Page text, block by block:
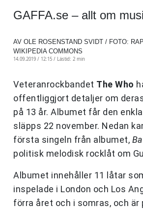
GAFFA.se – allt om
AV OLE ROSENSTAND SVIDT / FOTO:
WIKIPEDIA COMMONS
14.09.2019 / 12:15 / Lästid: 2 min
Veteranrockbandet The Who
offentliggjort detaljer om
på 13 år. Albumet får den
släpps 22 november. Nedan
första singeln från albumet,
politisk melodisk rocklåt om
Albumet innehåller 11 låtar
inspelade i London och Los
förra året och i somras, och är